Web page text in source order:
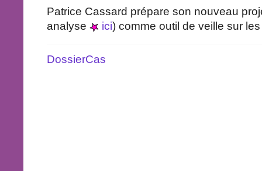
Patrice Cassard prépare son nouveau
analyse
ici) comme outil de veille sur
DossierCas